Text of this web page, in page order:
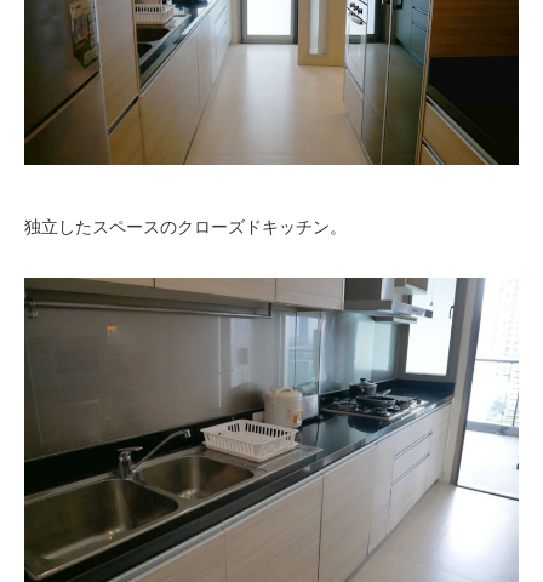
独立したスペースのクローズドキッチン。